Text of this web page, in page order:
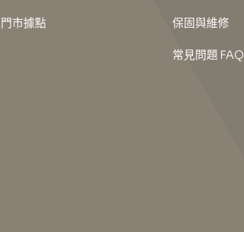
門市據點 保固與維修
常見問題 FAQ